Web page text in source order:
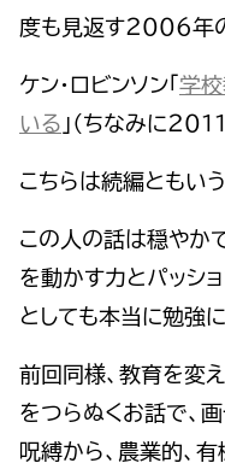
度も見返す２００６年
ケン・ロビンソン「 学校
いる 」（ちなみに２０
こちらは続編ともい
この人の話は穏やか
を動かす力とパッシ
としても本当に勉強に
前回同様、教育を変
をつらぬくお話で、
呪縛から、農業的、